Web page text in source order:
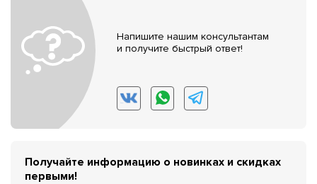
Напишите нашим консультантам
и получите быстрый ответ!
Получайте информацию о новинках и скидках
первыми!